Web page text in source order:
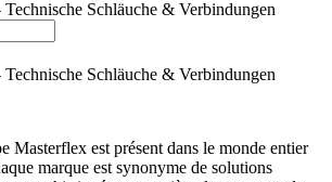
Masterflex est présent dans le monde entier
marque est synonyme de solutions